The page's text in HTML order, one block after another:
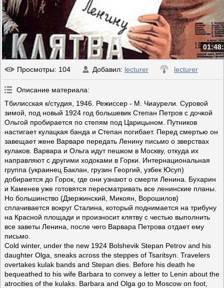
Просмотры: 104 Добавил: lecturer lecturer
Описание материала:
Тбилисская к/студия, 1946. Режиссер - М. Чиаурели. Суровой
зимой, под новый 1924 год большевик Степан Петров с дочкой
Ольгой пробирается по степям под Царицыном. Путников
настигает кулацкая банда и Степан погибает. Перед смертью он
завещает жене Варваре передать Ленину письмо о зверствах
кулаков. Варвара и Ольга идут пешком в Москву, откуда их
направляют с другими ходоками в Горки. Интернациональная
группа (украинец Баклан, грузин Георгий, узбек Юсуп)
добирается до Горок, где они узнают о смерти Ленина. Бухарин
и Каменев уже готовятся пересматривать все ленинские планы.
Но большинство (Дзержинский, Микоян, Ворошилов)
сплачивается вокруг Сталина, который поднимается на трибуну
на Красной площади и произносит клятву с честью выполнить
все заветы Ленина, после чего Варвара Петрова отдает ему
письмо.
Cold winter, under the new 1924 Bolshevik Stepan Petrov and his
daughter Olga, sneaks across the steppes of Tsaritsyn. Travelers
overtakes kulak bands and Stepan dies. Before his death he
bequeathed to his wife Barbara to convey a letter to Lenin about the
atrocities of the kulaks. Barbara and Olga go to Moscow on foot,